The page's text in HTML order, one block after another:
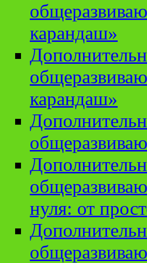
карандаш»
карандаш»
нуля: от